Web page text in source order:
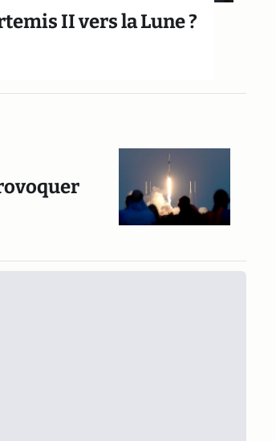
II vers la Lune ?